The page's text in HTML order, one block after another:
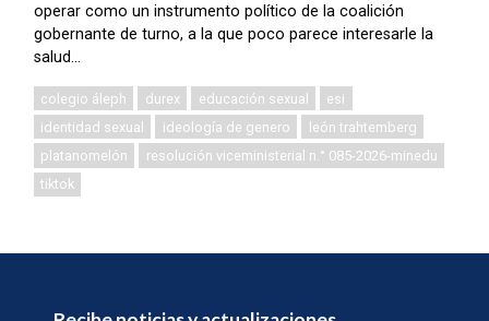
operar como un instrumento político de la coalición
gobernante de turno, a la que poco parece interesarle la
salud...
colegio áleph durex educación sexual
esi
identidad sexual
ideología de genero
león trahtemberg
platanomelón
resolución viceministerial n.° 085-2026-minedu
tiktok